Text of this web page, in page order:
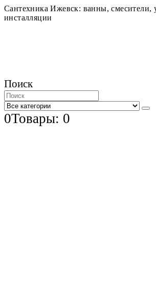
Сантехника Ижевск: ванны, смесители,
инсталляции
Поиск
0Товары: 0